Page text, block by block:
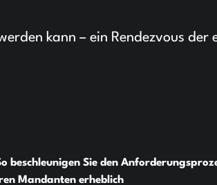
kann – ein Rendezvous der
beschleunigen Sie den
Mandanten erheblich